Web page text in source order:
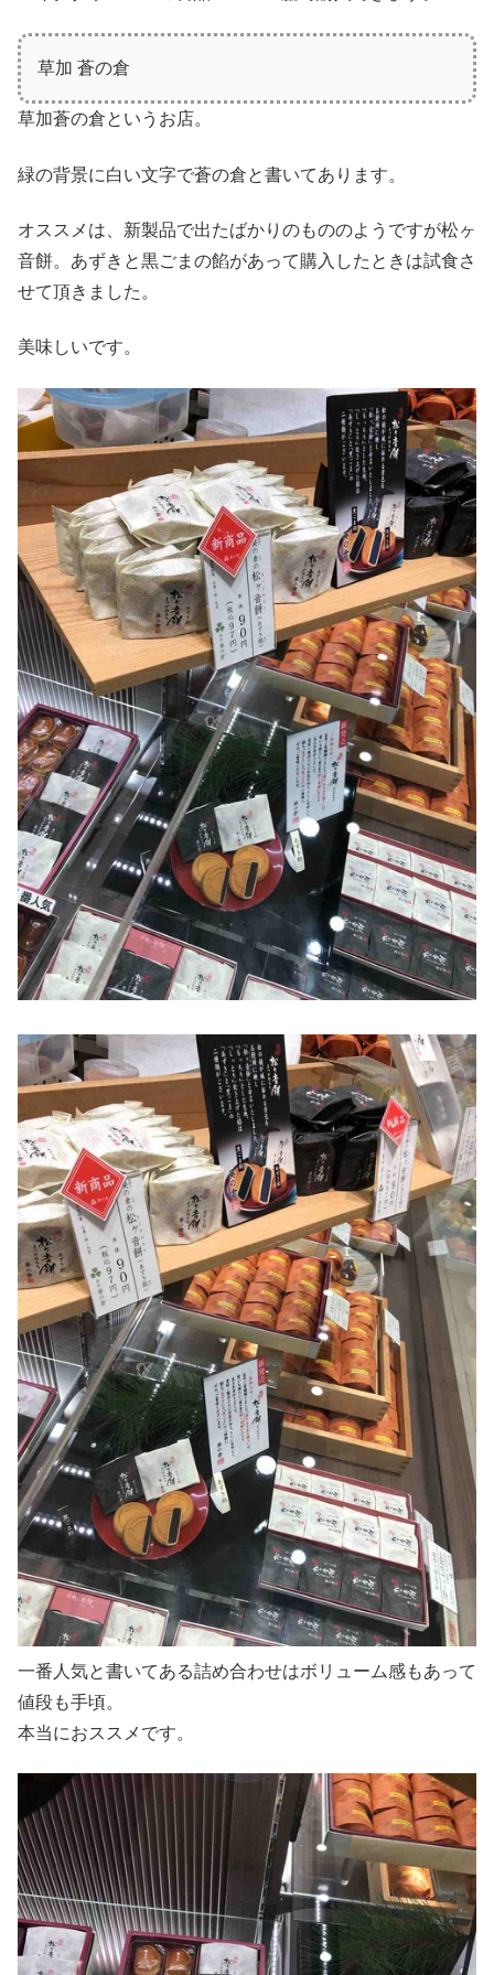
草加 蒼の倉
草加蒼の倉というお店。
緑の背景に白い文字で蒼の倉と書いてあります。
オススメは、新製品で出たばかりのもののようですが松ヶ
音餅。あずきと黒ごまの餡があって購入したときは試食さ
せて頂きました。
美味しいです。
一番人気と書いてある詰め合わせはボリューム感もあって
値段も手頃。
本当におススメです。